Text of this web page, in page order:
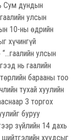
Сум дундын
улсын
10-ны өдрийн
хүчингүй
улсын
нь гаалийн
барааны тоо
тухай хуулийн
3 торгох
буруу
зүйлийн 14 дахь
хуудсыг